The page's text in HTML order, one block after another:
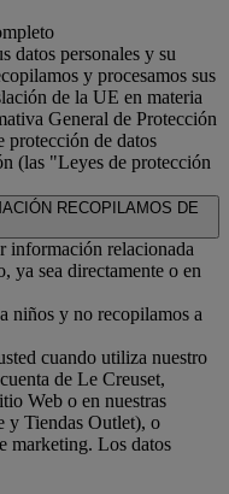
datos personales y su
y procesamos sus
de la UE en materia
General de Protección
protección de datos
(las "Leyes de protección
RECOPILAMOS DE
información relacionada
ya sea directamente o en
niños y no recopilamos a
cuando utiliza nuestro
de Le Creuset,
Web o en nuestras
y Tiendas Outlet), o
marketing. Los datos